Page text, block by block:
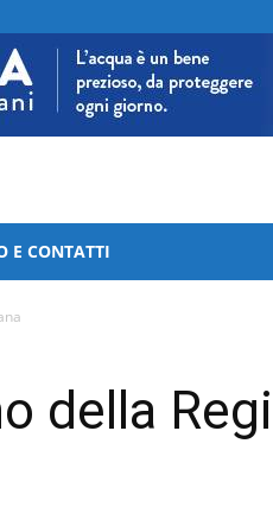
E CONTATTI
della